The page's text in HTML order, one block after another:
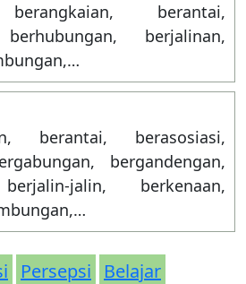
berantai,
berjalinan,
berantai, berasosiasi,
bergandengan,
jalin, berkenaan,
Persepsi
Belajar